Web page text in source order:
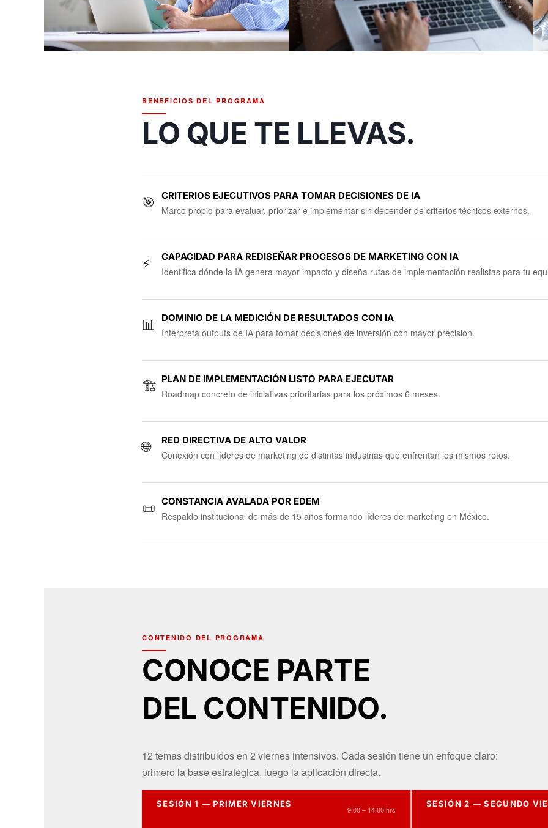
BENEFICIOS DEL PROGRAMA
LO QUE TE LLEVAS.
🎯 CRITERIOS EJECUTIVOS PARA TOMAR DECISIONES DE IA
Marco propio para evaluar, priorizar e implementar sin depender de criterios técnicos externos.
⚡ CAPACIDAD PARA REDISEÑAR PROCESOS DE MARKETING CON IA
Identifica dónde la IA genera mayor impacto y diseña rutas de implementación realistas para tu
📊 DOMINIO DE LA MEDICIÓN DE RESULTADOS CON IA
Interpreta outputs de IA para tomar decisiones de inversión con mayor precisión.
🏗 PLAN DE IMPLEMENTACIÓN LISTO PARA EJECUTAR
Roadmap concreto de iniciativas prioritarias para los próximos 6 meses.
🌐 RED DIRECTIVA DE ALTO VALOR
Conexión con líderes de marketing de distintas industrias que enfrentan los mismos retos.
📜 CONSTANCIA AVALADA POR EDEM
Respaldo institucional de más de 15 años formando líderes de marketing en México.
CONTENIDO DEL PROGRAMA
CONOCE PARTE
DEL CONTENIDO.
12 temas distribuidos en 2 viernes intensivos. Cada sesión tiene un enfoque claro:
primero la base estratégica, luego la aplicación directa.
SESIÓN 1 — PRIMER VIERNES
9:00 – 14:00 hrs
SESIÓN 2 — SEGUNDO